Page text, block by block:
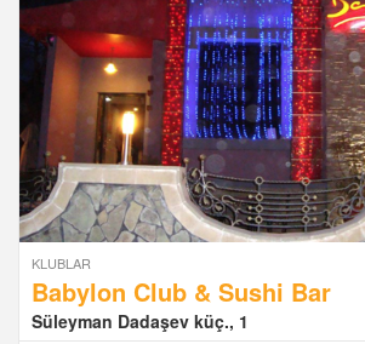
KLUBLAR
Babylon Club & Sushi Bar
Süleyman Dadaşev küç., 1